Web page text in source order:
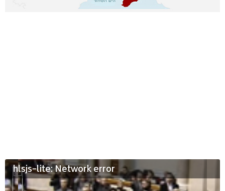
hlsjs-lite: Network error